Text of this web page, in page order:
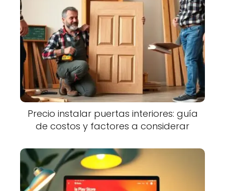
Precio instalar puertas interiores: guía
de costos y factores a considerar